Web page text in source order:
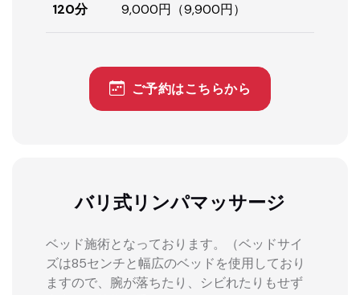
120分 9,000円（9,900円）
ご予約はこちらから
バリ式リンパマッサージ
ベッド施術となっております。（ベッドサイ
ズは85センチと幅広のベッドを使用しており
ますので、腕が落ちたり、シビれたりもせず